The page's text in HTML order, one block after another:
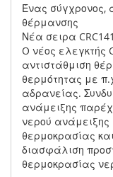
Ένας σύγχρονος,
θέρμανσης
Νέα σειρα CRC141
O νέος ελεγκτής
αντιστάθμιση
θερμότητας με
αδρανείας.
ανάμειξης
νερού ανάμειξης
θερμοκρασίας
διασφάλιση
θερμοκρασίας